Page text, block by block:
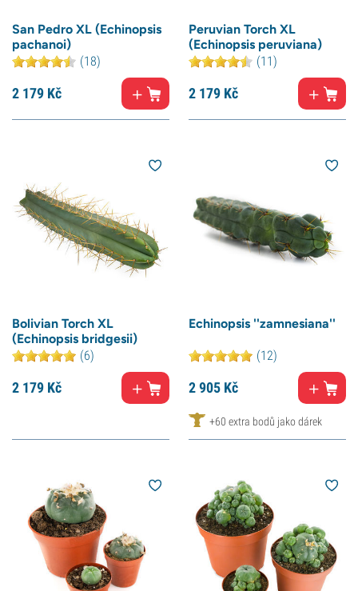
San Pedro XL (Echinopsis
pachanoi)
(18)
2 179 Kč
Peruvian Torch XL
(Echinopsis peruviana)
(11)
2 179 Kč
Bolivian Torch XL
(Echinopsis bridgesii)
(6)
2 179 Kč
Echinopsis ''zamnesiana''
(12)
2 905 Kč
+60 extra bodů jako dárek